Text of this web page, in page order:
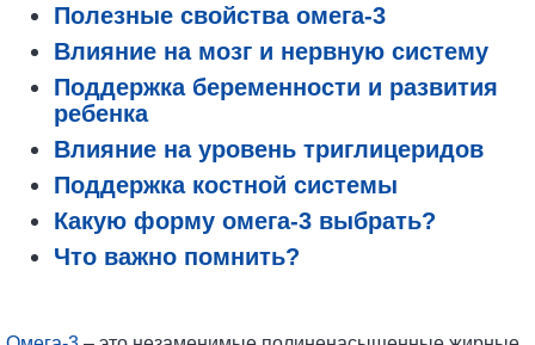
Полезные свойства омега-3
Влияние на мозг и нервную систему
Поддержка беременности и развития
ребенка
Влияние на уровень триглицеридов
Поддержка костной системы
Какую форму омега-3 выбрать?
Что важно помнить?